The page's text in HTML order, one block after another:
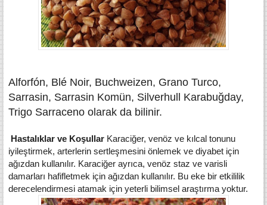
Alforfón, Blé Noir, Buchweizen, Grano Turco,
Sarrasin, Sarrasin Komün, Silverhull Karabuğday,
Trigo Sarraceno olarak da bilinir.
Hastalıklar ve Koşullar Karaciğer, venöz ve kılcal tonunu
iyileştirmek, arterlerin sertleşmesini önlemek ve diyabet için
ağızdan kullanılır. Karaciğer ayrıca, venöz staz ve varisli
damarları hafifletmek için ağızdan kullanılır. Bu eke bir etkililik
derecelendirmesi atamak için yeterli bilimsel araştırma yoktur.